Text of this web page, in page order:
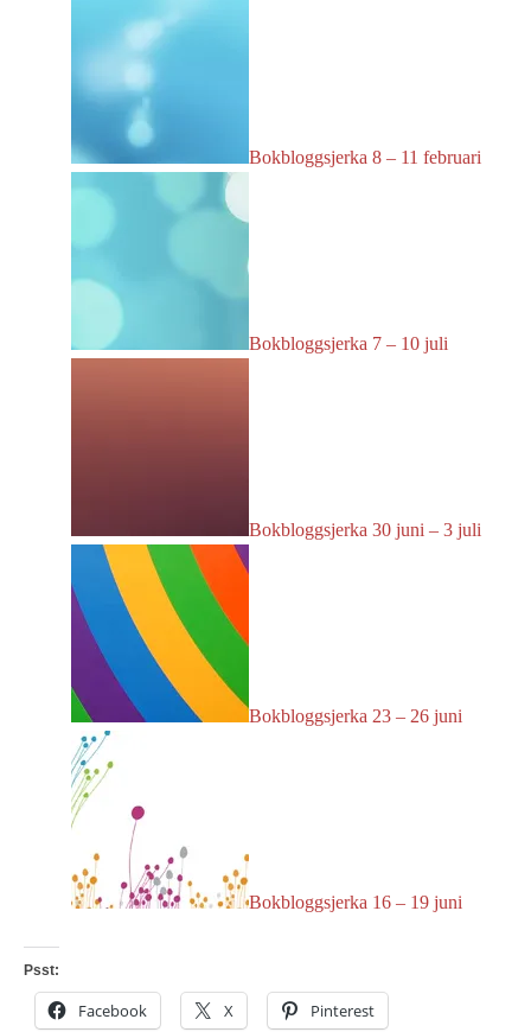
Bokbloggsjerka 8 – 11 februari
Bokbloggsjerka 7 – 10 juli
Bokbloggsjerka 30 juni – 3 juli
Bokbloggsjerka 23 – 26 juni
Bokbloggsjerka 16 – 19 juni
Psst:
Facebook X Pinterest